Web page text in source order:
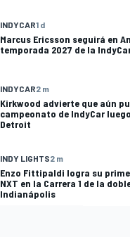
INDYCAR1 d
Marcus Ericsson seguirá en
temporada 2027 de la
INDYCAR2 m
Kirkwood advierte que aún
campeonato de IndyCar
Detroit
INDY LIGHTS2 m
Enzo Fittipaldi logra su
NXT en la Carrera 1 de la
Indianápolis